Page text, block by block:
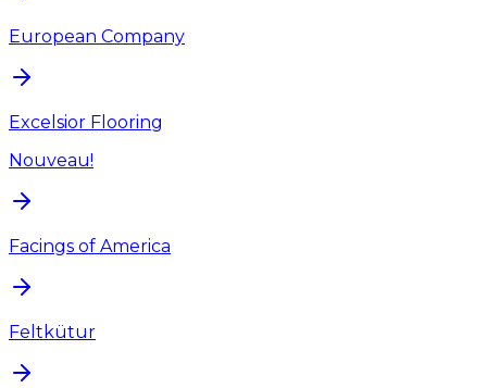
European Company
Excelsior Flooring
Nouveau!
Facings of America
Feltkütur